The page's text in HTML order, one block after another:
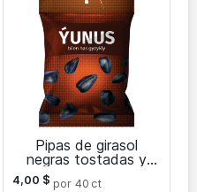
Pipas de girasol
negras tostadas y
4,00 $ por 40 ct